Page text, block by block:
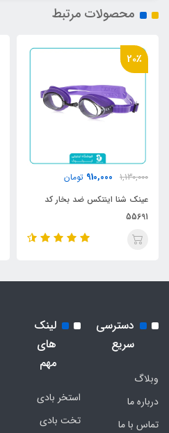
محصولات مرتبط
20٪
1,130,000
910,000 تومان
عینک شنا اینتکس ضد بخار کد
55691
دسترسی
سریع
وبلاگ
درباره ما
تماس با ما
لینک
های
مهم
استخر بادی
تخت بادی